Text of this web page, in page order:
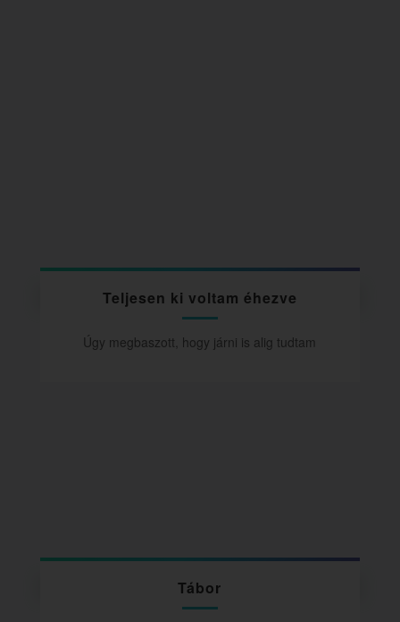
Teljesen ki voltam éhezve
Úgy megbaszott, hogy járni is alig tudtam
Tábor